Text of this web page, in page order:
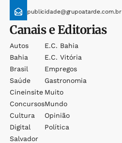
publicidade@grupoatarde.com.br
Canais e Editorias
Autos
Bahia
Brasil
Saúde
Cineinsite
Concursos
Cultura
Digital
Salvador
E.c. Bahia
E.c. Vitória
Empregos
Gastronomia
Muito
Mundo
Opinião
Política